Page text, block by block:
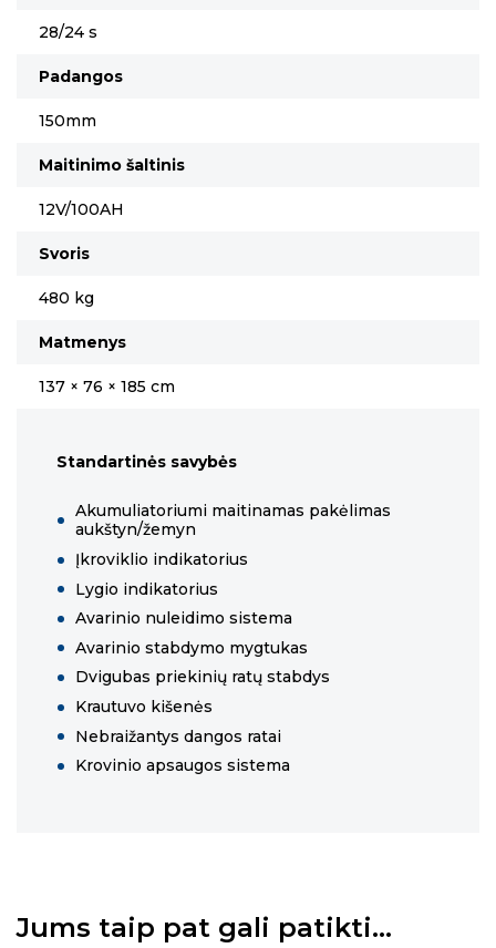
28/24 s
Padangos
150mm
Maitinimo šaltinis
12V/100AH
Svoris
480 kg
Matmenys
137 × 76 × 185 cm
Standartinės savybės
Akumuliatoriumi maitinamas pakėlimas
aukštyn/žemyn
Įkroviklio indikatorius
Lygio indikatorius
Avarinio nuleidimo sistema
Avarinio stabdymo mygtukas
Dvigubas priekinių ratų stabdys
Krautuvo kišenės
Nebraižantys dangos ratai
Krovinio apsaugos sistema
Jums taip pat gali patikti…